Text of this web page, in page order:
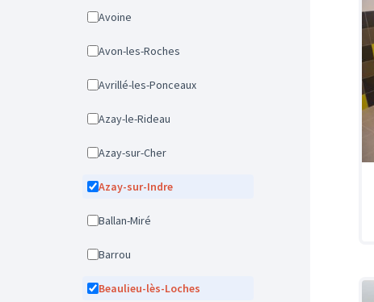
Avoine
Avon-les-Roches
Avrillé-les-Ponceaux
Azay-le-Rideau
Azay-sur-Cher
Azay-sur-Indre
Ballan-Miré
Barrou
Beaulieu-lès-Loches